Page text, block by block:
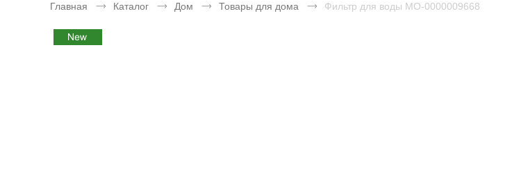
Главная Каталог Дом Товары для дома Фильтр для воды MO-0000009668